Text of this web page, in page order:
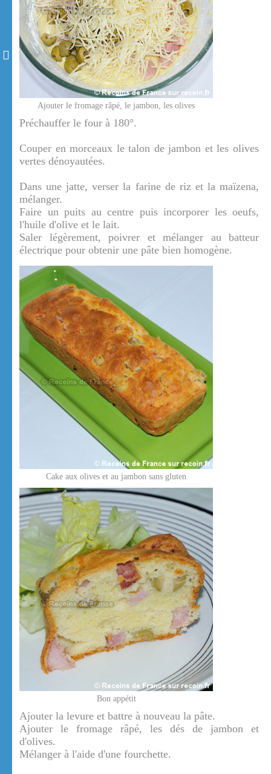
Ajouter le fromage râpé, le jambon, les olives
Préchauffer le four à 180°.
Couper en morceaux le talon de jambon et les olives
vertes dénoyautées.
Dans une jatte, verser la farine de riz et la maïzena,
mélanger.
Faire un puits au centre puis incorporer les oeufs,
l'huile d'olive et le lait.
Saler légèrement, poivrer et mélanger au batteur
électrique pour obtenir une pâte bien homogène.
Cake aux olives et au jambon sans gluten
Bon appétit
Ajouter la levure et battre à nouveau la pâte.
Ajouter le fromage râpé, les dés de jambon et
d'olives.
Mélanger à l'aide d'une fourchette.